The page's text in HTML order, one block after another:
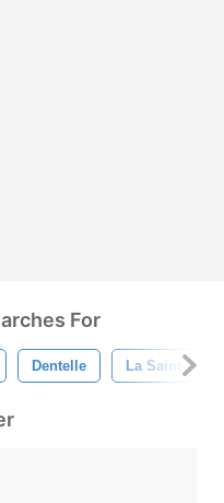
For
Dentelle La Saint-